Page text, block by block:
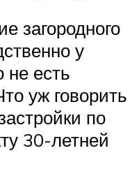
загородного
у
не есть
уж говорить
по
30-летней